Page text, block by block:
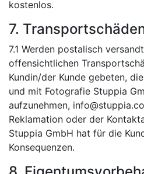
kostenlos.
7.
7.1 Werden postalisch
offensichtlichen
Kundin/der Kunde gebeten,
und mit Fotografie Stuppia
aufzunehmen,
Reklamation oder der
Stuppia GmbH hat für die
Konsequenzen.